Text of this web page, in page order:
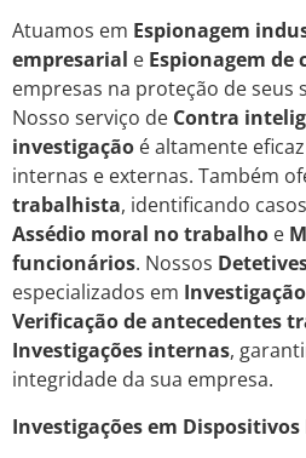
Atuamos em Espionagem
empresarial e Espionagem de
empresas na proteção de seus
Nosso serviço de Contra
investigação é altamente
internas e externas. Também
trabalhista, identificando
Assédio moral no trabalho e
funcionários. Nossos
especializados em
Verificação de antecedentes
Investigações internas,
integridade da sua empresa.
Investigações em Dispositivos